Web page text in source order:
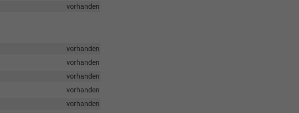
vorhanden
vorhanden
vorhanden
vorhanden
vorhanden
vorhanden